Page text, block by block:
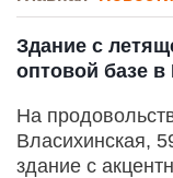
Здание с
оптовой базе в
На
Власихинская,
здание с